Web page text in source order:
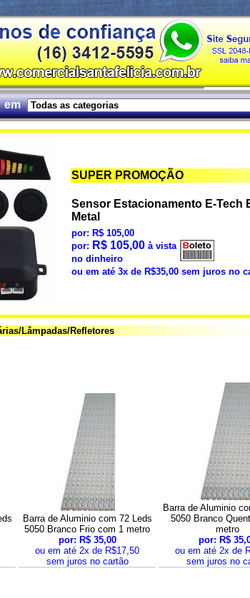
em
SUPER PROMOÇÃO
Sensor Estacionamento E-Tech
Metal
por: R$ 105,00
por: R$ 105,00 à vista
no dinheiro
ou em até 3x de R$35,00 sem juros no
Lâmpadas/Refletores
Barra de Aluminio com 72 Leds
5050 Branco Frio com 1 metro
por: R$ 35,00
ou em até 2x de R$17,50
sem juros no cartão
Barra de Aluminio
5050 Branco
metro
por: R$
ou em até 2x de
sem juros no